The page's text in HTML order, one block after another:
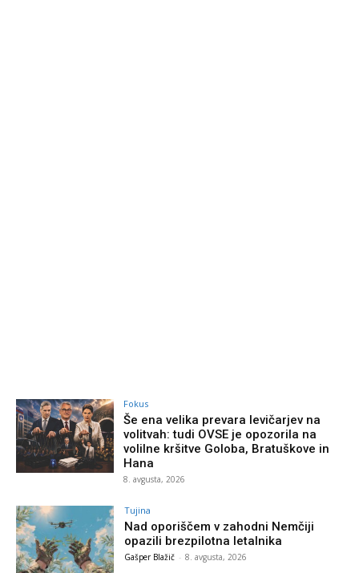
Fokus
Še ena velika prevara levičarjev na
volitvah: tudi OVSE je opozorila na
volilne kršitve Goloba, Bratuškove in
Hana
8. avgusta, 2026
Tujina
Nad oporiščem v zahodni Nemčiji
opazili brezpilotna letalnika
Gašper Blažič - 8. avgusta, 2026